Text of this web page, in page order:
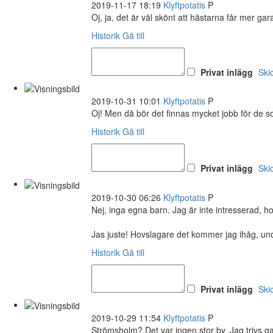
2019-11-17 18:19 Klyftpotatis P
Oj, ja, det är väl skönt att hästarna får mer
Historik Gå till
Privat inlägg
2019-10-31 10:01 Klyftpotatis P
Oj! Men då bör det finnas mycket jobb för de
Historik Gå till
Privat inlägg
2019-10-30 06:26 Klyftpotatis P
Nej, inga egna barn. Jag är inte intresserad,
Jas juste! Hovslagare det kommer jag ihåg,
Historik Gå till
Privat inlägg
2019-10-29 11:54 Klyftpotatis P
Strömsholm? Det var ingen stor by. Jag trivs